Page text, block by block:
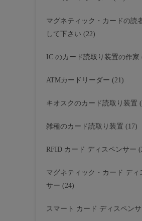
マグネティック・カードの読
して下さい (22)
IC のカード読取り装置の作家
ATMカードリーダー (21)
キオスクのカード読取り装置
雑種のカード読取り装置 (17)
RFID カード ディスペンサー
マグネティック・カード ディ
サー (24)
スマート カード ディスペン